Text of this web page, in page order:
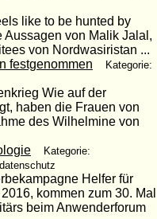
like to be hunted by
von Malik Jalal,
von Nordwasiristan ...
festgenommen
Kategorie:
Wie auf der
haben die Frauen von
des Wilhelmine von
Kategorie:
Helfer für
kommen zum 30. Mal
beim Anwenderforum